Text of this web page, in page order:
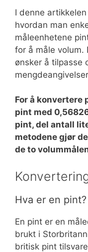
I denne
hvordan man
måleenhetene
for å måle volum.
ønsker å tilpasse
For å
pint med
pint, del antall
metodene gjør
de to
Hva er en pint?
En pint er en
brukt i
britisk pint